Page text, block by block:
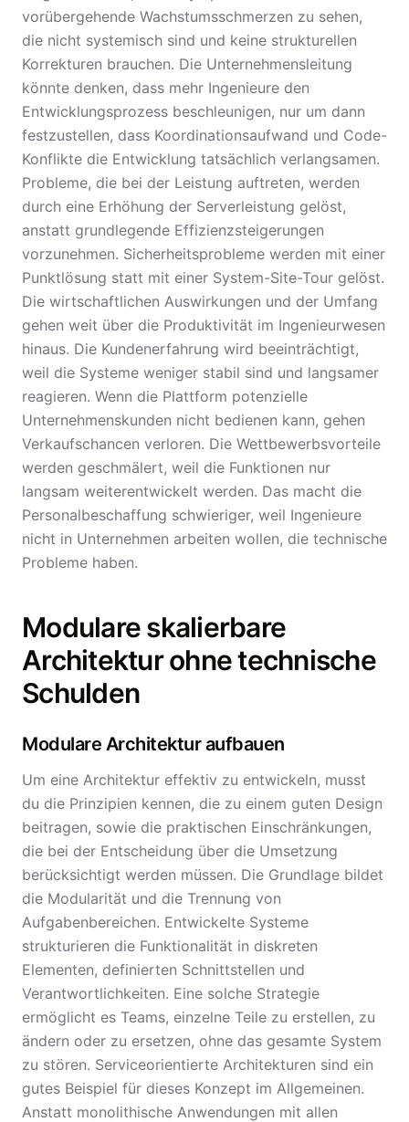
vorübergehende Wachstumsschmerzen zu sehen,
die nicht systemisch sind und keine strukturellen
Korrekturen brauchen. Die Unternehmensleitung
könnte denken, dass mehr Ingenieure den
Entwicklungsprozess beschleunigen, nur um dann
festzustellen, dass Koordinationsaufwand und Code-
Konflikte die Entwicklung tatsächlich verlangsamen.
Probleme, die bei der Leistung auftreten, werden
durch eine Erhöhung der Serverleistung gelöst,
anstatt grundlegende Effizienzsteigerungen
vorzunehmen. Sicherheitsprobleme werden mit einer
Punktlösung statt mit einer System-Site-Tour gelöst.
Die wirtschaftlichen Auswirkungen und der Umfang
gehen weit über die Produktivität im Ingenieurwesen
hinaus. Die Kundenerfahrung wird beeinträchtigt,
weil die Systeme weniger stabil sind und langsamer
reagieren. Wenn die Plattform potenzielle
Unternehmenskunden nicht bedienen kann, gehen
Verkaufschancen verloren. Die Wettbewerbsvorteile
werden geschmälert, weil die Funktionen nur
langsam weiterentwickelt werden. Das macht die
Personalbeschaffung schwieriger, weil Ingenieure
nicht in Unternehmen arbeiten wollen, die technische
Probleme haben.
Modulare skalierbare
Architektur ohne technische
Schulden
Modulare Architektur aufbauen
Um eine Architektur effektiv zu entwickeln, musst
du die Prinzipien kennen, die zu einem guten Design
beitragen, sowie die praktischen Einschränkungen,
die bei der Entscheidung über die Umsetzung
berücksichtigt werden müssen. Die Grundlage bildet
die Modularität und die Trennung von
Aufgabenbereichen. Entwickelte Systeme
strukturieren die Funktionalität in diskreten
Elementen, definierten Schnittstellen und
Verantwortlichkeiten. Eine solche Strategie
ermöglicht es Teams, einzelne Teile zu erstellen, zu
ändern oder zu ersetzen, ohne das gesamte System
zu stören. Serviceorientierte Architekturen sind ein
gutes Beispiel für dieses Konzept im Allgemeinen.
Anstatt monolithische Anwendungen mit allen